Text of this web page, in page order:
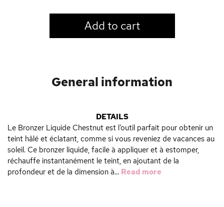
Add to cart
General information
DETAILS
Le Bronzer Liquide Chestnut est l’outil parfait pour obtenir un
teint hâlé et éclatant, comme si vous reveniez de vacances au
soleil. Ce bronzer liquide, facile à appliquer et à estomper,
réchauffe instantanément le teint, en ajoutant de la
profondeur et de la dimension à... Read more